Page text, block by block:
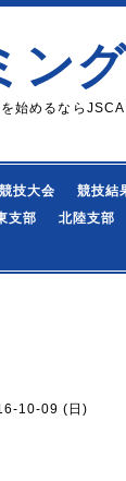
ン
始めるなら
競技大会 競技結
支部 北陸支部
10-09 (日)